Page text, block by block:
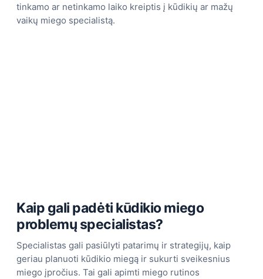
tinkamo ar netinkamo laiko kreiptis į kūdikių ar mažų
vaikų miego specialistą.
Kaip gali padėti kūdikio miego
problemų specialistas?
Specialistas gali pasiūlyti patarimų ir strategijų, kaip
geriau planuoti kūdikio miegą ir sukurti sveikesnius
miego įpročius. Tai gali apimti miego rutinos